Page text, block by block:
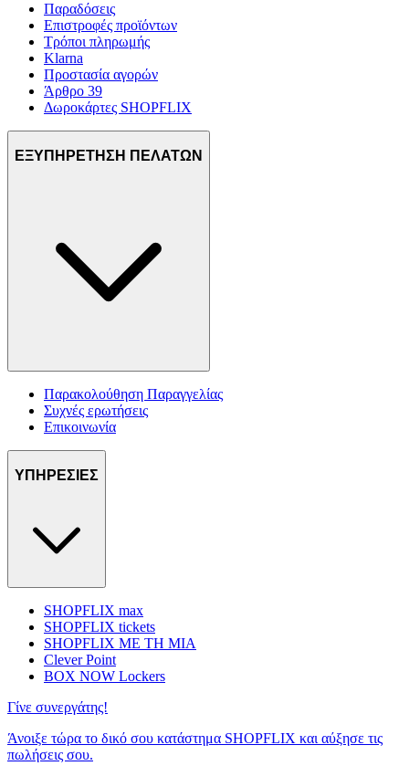
Παραδόσεις
Επιστροφές προϊόντων
Τρόποι πληρωμής
Klarna
Προστασία αγορών
Άρθρο 39
Δωροκάρτες SHOPFLIX
ΕΞΥΠΗΡΕΤΗΣΗ ΠΕΛΑΤΩΝ
Παρακολούθηση Παραγγελίας
Συχνές ερωτήσεις
Επικοινωνία
ΥΠΗΡΕΣΙΕΣ
SHOPFLIX max
SHOPFLIX tickets
SHOPFLIX ΜΕ ΤΗ ΜΙΑ
Clever Point
BOX NOW Lockers
Γίνε συνεργάτης!
Άνοιξε τώρα το δικό σου κατάστημα SHOPFLIX και αύξησε τις
πωλήσεις σου.